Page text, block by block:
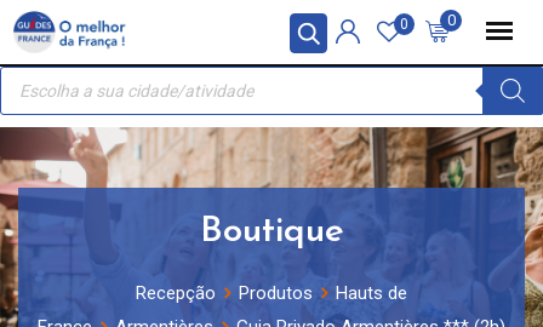
Painel de Gerenciamento de Cookies
Skip
content
0
0
Recherche
produits
Boutique
Recepção Produtos
Hauts de